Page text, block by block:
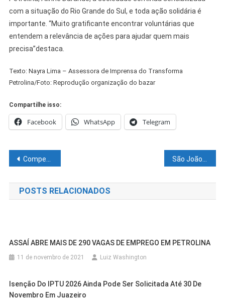
com a situação do Rio Grande do Sul, e toda ação solidária é
importante. “Muito gratificante encontrar voluntárias que
entendem a relevância de ações para ajudar quem mais
precisa”destaca.
Texto: Nayra Lima – Assessora de Imprensa do Transforma
Petrolina/Foto: Reprodução organização do bazar
Compartilhe isso:
Facebook WhatsApp Telegram
Navegação
de
Post
Competições da 44ª edição dos Jogos Escolares Municipais agitam final de semana da comunidade estudantil em Juazeiro São João dos Bairros: serviços da Prefeitura asseguram evento tranquilo em Petrolina
POSTS RELACIONADOS
ASSAÍ ABRE MAIS DE 290 VAGAS DE EMPREGO EM PETROLINA
11 de novembro de 2021 Luiz Washington
Isenção Do IPTU 2026 Ainda Pode Ser Solicitada Até 30 De
Novembro Em Juazeiro